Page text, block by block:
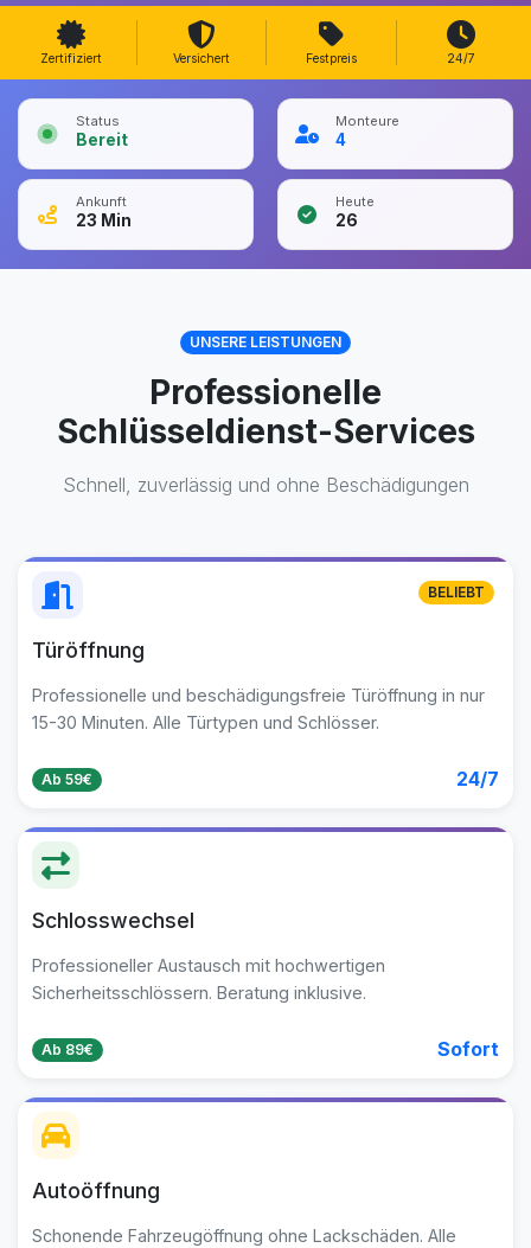
Zertifiziert Versichert Festpreis 24/7
Status
Bereit
Monteure
4
Ankunft
23 Min
Heute
26
UNSERE LEISTUNGEN
Professionelle
Schlüsseldienst-Services
Schnell, zuverlässig und ohne Beschädigungen
Türöffnung
Professionelle und beschädigungsfreie Türöffnung in nur
15-30 Minuten. Alle Türtypen und Schlösser.
Ab 59€ 24/7
BELIEBT
Schlosswechsel
Professioneller Austausch mit hochwertigen
Sicherheitsschlössern. Beratung inklusive.
Ab 89€ Sofort
Autoöffnung
Schonende Fahrzeugöffnung ohne Lackschäden. Alle